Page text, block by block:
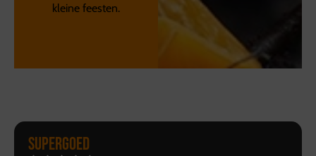
kleine feesten.
Supergoed